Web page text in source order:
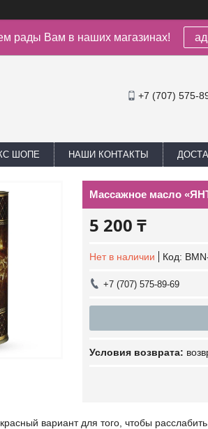
рады Вам в наших магазинах!
+7 (707) 575-
ШОПЕ НАШИ КОНТАКТЫ
Массажное масло
5 200 ₸
Нет в наличии Код:
+7 (707) 575-89-69
вариант для того, чтобы